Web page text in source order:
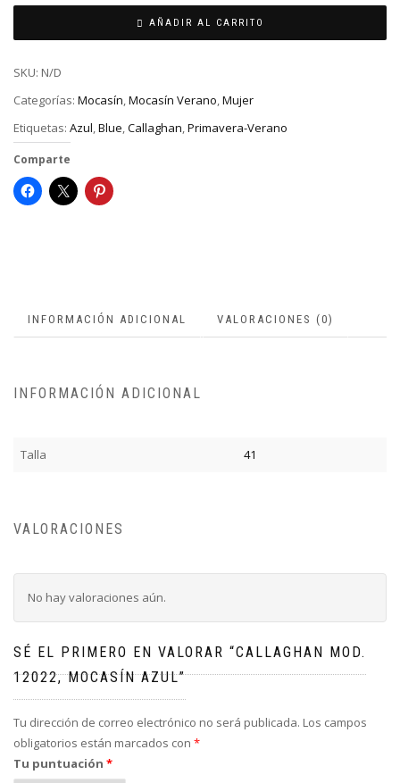
AÑADIR AL CARRITO
SKU: N/D
Categorías: Mocasín,Mocasín Verano,Mujer
Etiquetas: Azul,Blue,Callaghan,Primavera-Verano
Comparte
INFORMACIÓN ADICIONAL VALORACIONES (0)
INFORMACIÓN ADICIONAL
Talla 41
VALORACIONES
No hay valoraciones aún.
SÉ EL PRIMERO EN VALORAR “CALLAGHAN MOD.
12022, MOCASÍN AZUL”
Tu dirección de correo electrónico no será publicada. Los campos
obligatorios están marcados con *
Tu puntuación *